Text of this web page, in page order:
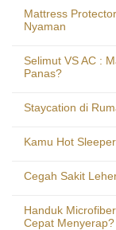
Mattress
Nyaman
Selimut VS AC :
Panas?
Staycation di
Kamu Hot
Cegah Sakit
Handuk
Cepat Menyerap?